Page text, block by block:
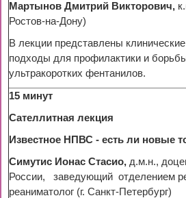
Мартынов Дмитрий Викторович,
Ростов-на-Дону)
В лекции представлены
подходы для профилактики и
ультракоротких фентанилов.
15 минут
Сателлитная лекция
Известное НПВС - есть ли новые
Симутис Ионас Стасио, д.м.н.,
России, заведующий отделением
реаниматолог (г. Санкт-Петербург)